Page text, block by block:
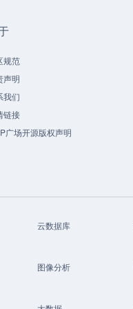
规范
声明
我们
链接
广场开源版权声明
云数据库
图像分析